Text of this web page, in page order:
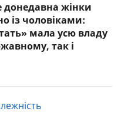
донедавна жінки
із чоловіками:
мала усю владу
так і